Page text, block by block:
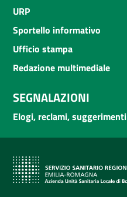
URP
Sportello informativo
Ufficio stampa
Redazione multimediale
SEGNALAZIONI
Elogi, reclami, suggerimenti